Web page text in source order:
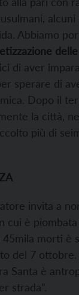
alcuni
Abbiamo
di aver
sperare di
Dopo il
la città,
più di
invita a
cui è piombata
45mila morti è
del 7 ottobre.
Santa è
strada”.